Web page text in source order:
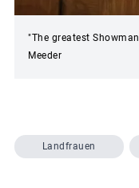
"The greatest
Meeder
Landfrauen